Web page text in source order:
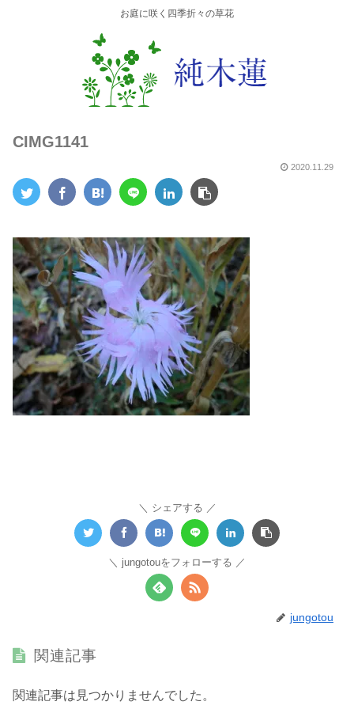
お庭に咲く四季折々の草花
CIMG1141
2020.11.29
シェアする
jungotouをフォローする
jungotou
関連記事
関連記事は見つかりませんでした。